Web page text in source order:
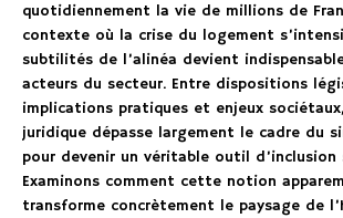
quotidiennement la vie de millions de
contexte où la crise du logement
subtilités de l’alinéa devient
acteurs du secteur. Entre dispositions
implications pratiques et enjeux
juridique dépasse largement le cadre du
pour devenir un véritable outil d’inclusion
Examinons comment cette notion
transforme concrètement le paysage de